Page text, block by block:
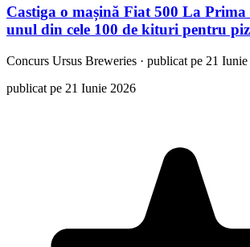
Castiga o mașină Fiat 500 La Prima
unul din cele 100 de kituri pentru
Concurs Ursus Breweries · publicat pe 21
publicat pe 21 Iunie 2026